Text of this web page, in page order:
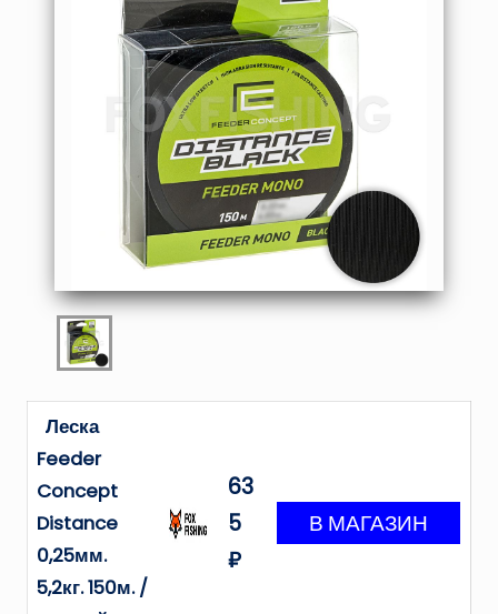
Леска
Feeder
Concept
Distance
0,25мм.
5,2кг. 150м. /
63
5
₽